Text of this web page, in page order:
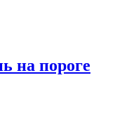
на пороге